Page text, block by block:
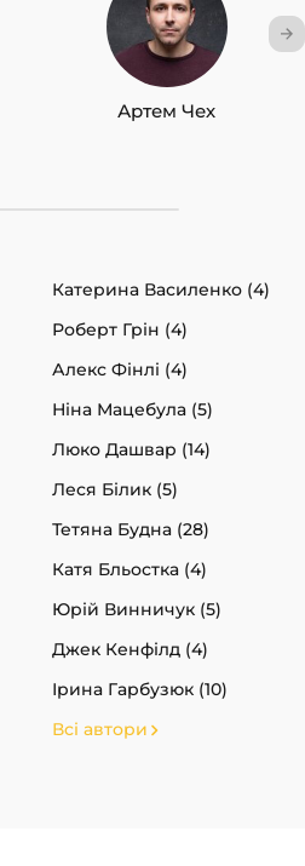
Артем Чех
Катерина Василенко (4)
Роберт Грін (4)
Алекс Фінлі (4)
Ніна Мацебула (5)
Люко Дашвар (14)
Леся Білик (5)
Тетяна Будна (28)
Катя Бльостка (4)
Юрій Винничук (5)
Джек Кенфілд (4)
Ірина Гарбузюк (10)
Всі автори